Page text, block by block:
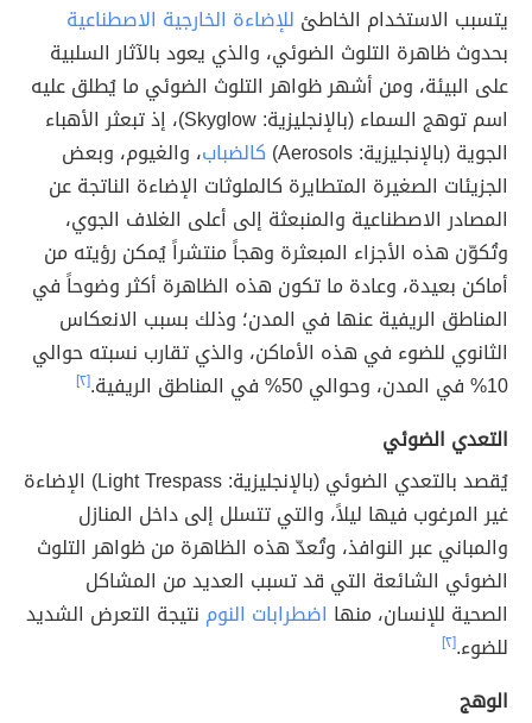
يتسبب الاستخدام الخاطئ للإضاءة الخارجية الاصطناعية
بحدوث ظاهرة التلوث الضوئي، والذي يعود بالآثار السلبية
على البيئة، ومن أشهر ظواهر التلوث الضوئي ما يُطلق عليه
اسم توهج السماء (بالإنجليزية: Skyglow)، إذ تبعثر الأهباء
الجوية (بالإنجليزية: Aerosols)
كالضباب، والغيوم، وبعض
الجزيئات الصغيرة المتطايرة كالملوثات الإضاءة الناتجة عن
المصادر الاصطناعية والمنبعثة إلى أعلى الغلاف الجوي،
وتُكوّن هذه الأجزاء المبعثرة وهجاً منتشراً يُمكن رؤيته من
أماكن بعيدة، وعادة ما تكون هذه الظاهرة أكثر وضوحاً في
المناطق الريفية عنها في المدن؛ وذلك بسبب الانعكاس
الثانوي للضوء في هذه الأماكن، والذي تقارب نسبته حوالي
10% في المدن، وحوالي 50% في المناطق الريفية.
[٢]
التعدي الضوئي
يُقصد بالتعدي الضوئي (بالإنجليزية: Light Trespass) الإضاءة
غير المرغوب فيها ليلاً، والتي تتسلل إلى داخل المنازل
والمباني عبر النوافذ، وتُعدّ هذه الظاهرة من ظواهر التلوث
الضوئي الشائعة التي قد تسبب العديد من المشاكل
الصحية للإنسان، منها اضطرابات النوم نتيجة التعرض الشديد
للضوء.[٢]
الوهج